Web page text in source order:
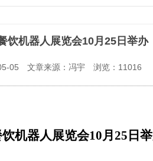
饮机器人展览会10月25日举办
05 文章来源：冯宇 浏览： 11016
机器人展览会10月25日